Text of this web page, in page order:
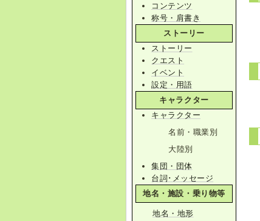
コンテンツ
称号・肩書き
ストーリー
ストーリー
クエスト
イベント
設定・用語
キャラクター
キャラクター
名前・職業別
大陸別
集団・団体
台詞･メッセージ
地名・施設・乗り物等
地名・地形